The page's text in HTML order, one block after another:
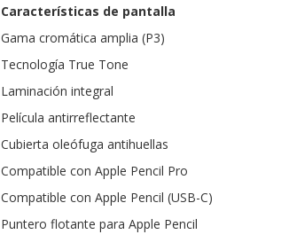
Características de pantalla
Gama cromática amplia (P3)
Tecnología True Tone
Laminación integral
Película antirreflectante
Cubierta oleófuga antihuellas
Compatible con Apple Pencil Pro
Compatible con Apple Pencil (USB-C)
Puntero flotante para Apple Pencil